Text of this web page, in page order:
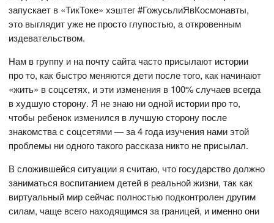
запускает в «ТикТоке» хэштег #ГожусьлиЯвКосмонавты,
это выглядит уже не просто глупостью, а откровенным
издевательством.
Нам в группу и на почту сайта часто присылают истории
про то, как быстро меняются дети после того, как начинают
«жить» в соцсетях, и эти изменения в 100% случаев всегда
в худшую сторону. Я не знаю ни одной истории про то,
чтобы ребенок изменился в лучшую сторону после
знакомства с соцсетями — за 4 года изучения нами этой
проблемы ни одного такого рассказа никто не присылал.
В сложившейся ситуации я считаю, что государство должно
заниматься воспитанием детей в реальной жизни, так как
виртуальный мир сейчас полностью подконтролен другим
силам, чаще всего находящимся за границей, и именно они